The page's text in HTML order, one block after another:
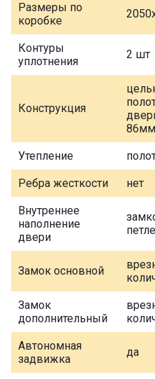
Размеры по
коробке
Контуры
уплотнения
2 шт
Конструкция
86мм
Утепление
Ребра жесткости нет
Внутреннее
наполнение
двери
Замок основной
Замок
дополнительный
Автономная
задвижка
да